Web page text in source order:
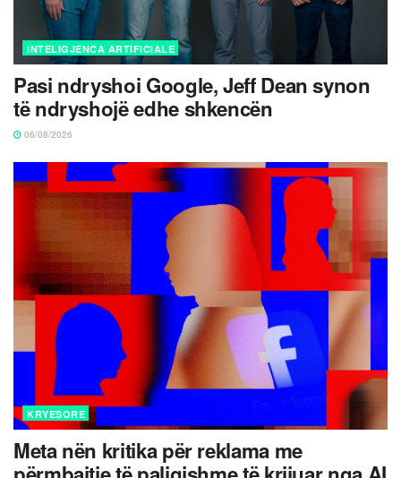
INTELIGJENCA ARTIFICIALE
Pasi ndryshoi Google, Jeff Dean synon
të ndryshojë edhe shkencën
06/08/2026
KRYESORE
Meta nën kritika për reklama me